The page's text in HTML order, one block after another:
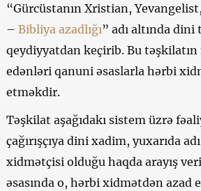
“Gürcüstanın Xristian,
– Bibliya azadlığı” adı altında
qeydiyyatdan keçirib. Bu təşkilatın
edənləri qanuni əsaslarla hərbi
etməkdir.
Təşkilat aşağıdakı sistem üzrə
çağırışçıya dini xadim, yuxarıda
xidmətçisi olduğu haqda arayış
əsasında o, hərbi xidmətdən azad